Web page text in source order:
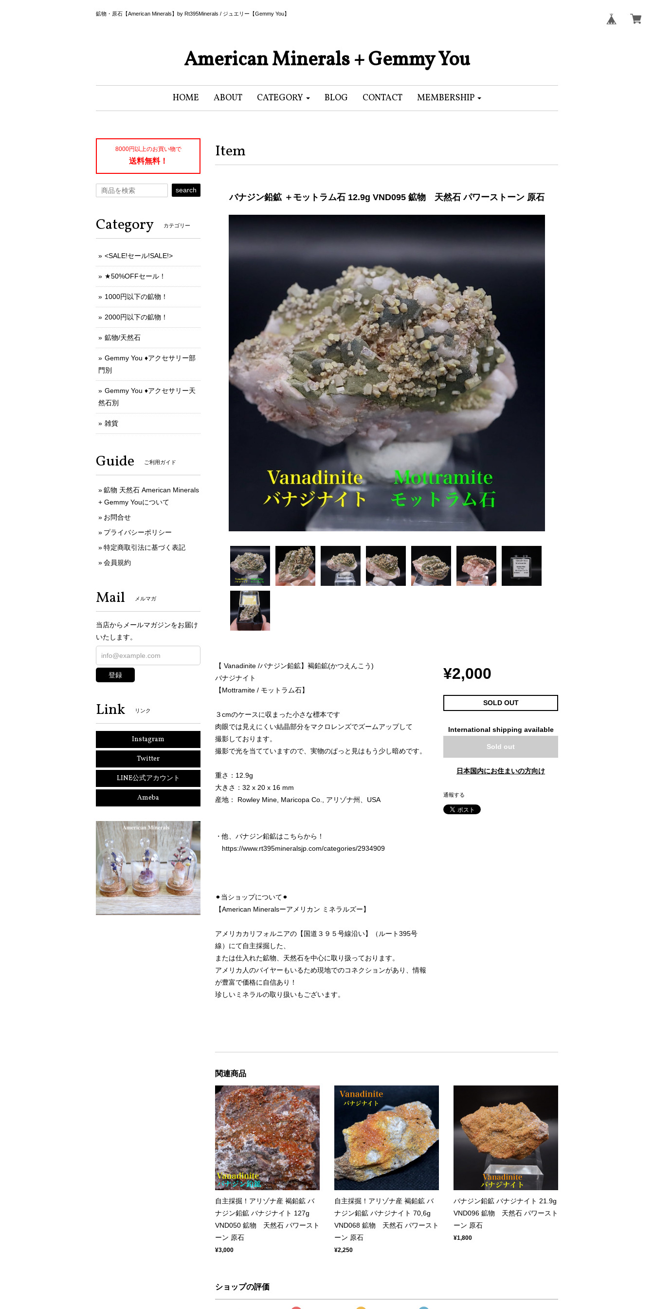
鉱物・原石【American Minerals】by Rt395Minerals / ジュエリー【Gemmy You】
American Minerals + Gemmy You
HOME ABOUT CATEGORY BLOG CONTACT MEMBERSHIP
Item
バナジン鉛鉱 ＋モットラム石 12.9g VND095 鉱物 天然石 パワーストーン 原石
【 Vanadinite /バナジン鉛鉱】褐鉛鉱(かつえんこう)
バナジナイト
【Mottramite / モットラム石】
３cmのケースに収まった小さな標本です
肉眼では見えにくい結晶部分をマクロレンズでズームアップして
撮影しております。
撮影で光を当てていますので、実物のぱっと見はもう少し暗めです。
重さ：12.9g
大きさ：32 x 20 x 16 mm
産地： Rowley Mine, Maricopa Co., アリゾナ州、USA
・他、バナジン鉛鉱はこちらから！
https://www.rt395mineralsjp.com/categories/2934909
⚫︎当ショップについて⚫︎
【American Mineralsーアメリカン ミネラルズー】
アメリカカリフォルニアの【国道３９５号線沿い】（ルート395号
線）にて自主採掘した、
または仕入れた鉱物、天然石を中心に取り扱っております。
アメリカ人のバイヤーもいるため現地でのコネクションがあり、情報
が豊富で価格に自信あり！
珍しいミネラルの取り扱いもございます。
¥2,000
SOLD OUT
International shipping available
Sold out
日本国内にお住まいの方向け
通報する
関連商品
自主採掘！アリゾナ産 褐鉛鉱 バ
ナジン鉛鉱 バナジナイト 127g
VND050 鉱物 天然石 パワースト
ーン 原石
¥3,000
自主採掘！アリゾナ産 褐鉛鉱 バ
ナジン鉛鉱 バナジナイト 70,6g
VND068 鉱物 天然石 パワースト
ーン 原石
¥2,250
バナジン鉛鉱 バナジナイト 21.9g
VND096 鉱物 天然石 パワースト
ーン 原石
¥1,800
ショップの評価
8000円以上のお買い物で
送料無料！
search
Category カテゴリー
<SALE!セール!SALE!>
★50%OFFセール！
1000円以下の鉱物！
2000円以下の鉱物！
鉱物/天然石
Gemmy You ♦︎アクセサリー部
門別
Gemmy You ♦︎アクセサリー天
然石別
雑貨
Guide ご利用ガイド
鉱物 天然石 American Minerals
+ Gemmy Youについて
お問合せ
プライバシーポリシー
特定商取引法に基づく表記
会員規約
Mail メルマガ
当店からメールマガジンをお届け
いたします。
登録
Link リンク
Instagram
Twitter
LINE公式アカウント
Ameba